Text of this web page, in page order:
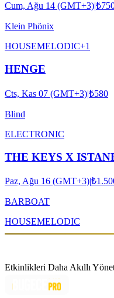
Cum, Ağu 14 (GMT+3)|
Klein Phönix
HOUSEMELODIC+1
HENGE
Cts, Kas 07 (GMT+3)|₺580
Blind
ELECTRONIC
THE KEYS X
Paz, Ağu 16 (GMT+3)|
BARBOAT
HOUSEMELODIC
Etkinlikleri Daha Akıllı